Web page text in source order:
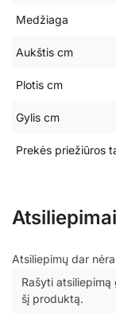
Medžiaga
Aukštis cm
Plotis cm
Gylis cm
Prekės priežiūros
Atsiliepimai
Atsiliepimų dar
Rašyti
šį produktą.